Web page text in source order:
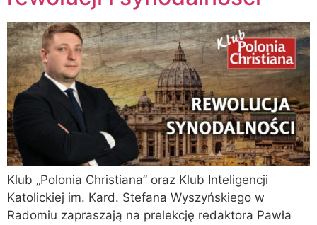
Klub „Polonia Christiana” oraz Klub Inteligencji
Katolickiej im. Kard. Stefana Wyszyńskiego w
Radomiu zapraszają na prelekcję redaktora Pawła